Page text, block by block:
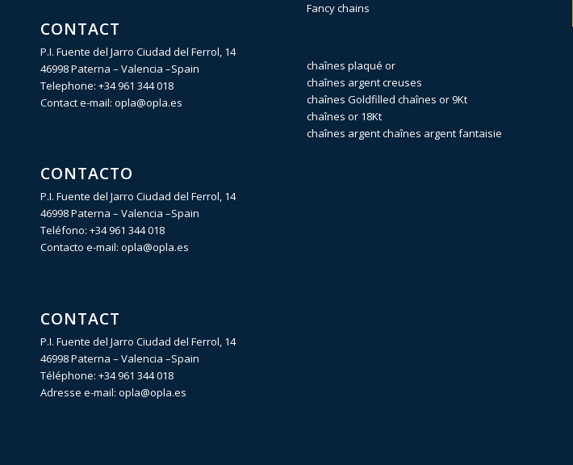
CONTACT
P.I. Fuente del Jarro Ciudad del Ferrol, 14
46998 Paterna – Valencia –Spain
Telephone: +34 961 344 018
Contact e-mail: opla@opla.es
CONTACTO
P.I. Fuente del Jarro Ciudad del Ferrol, 14
46998 Paterna – Valencia –Spain
Teléfono: +34 961 344 018
Contacto e-mail: opla@opla.es
CONTACT
P.I. Fuente del Jarro Ciudad del Ferrol, 14
46998 Paterna – Valencia –Spain
Téléphone: +34 961 344 018
Adresse e-mail: opla@opla.es
Fancy chains
chaînes plaqué or
chaînes argent creuses
chaînes Goldfilled chaînes or 9Kt
chaînes or 18Kt
chaînes argentchaînes argent fantaisie